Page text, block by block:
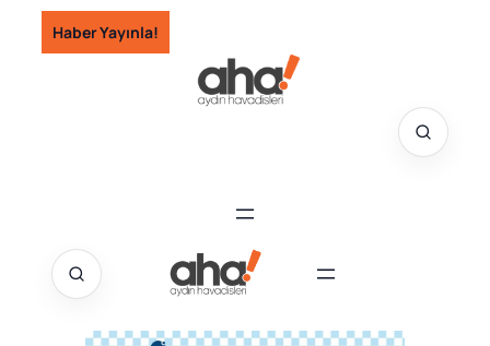
İçeriğe
geç
Haber Yayınla!